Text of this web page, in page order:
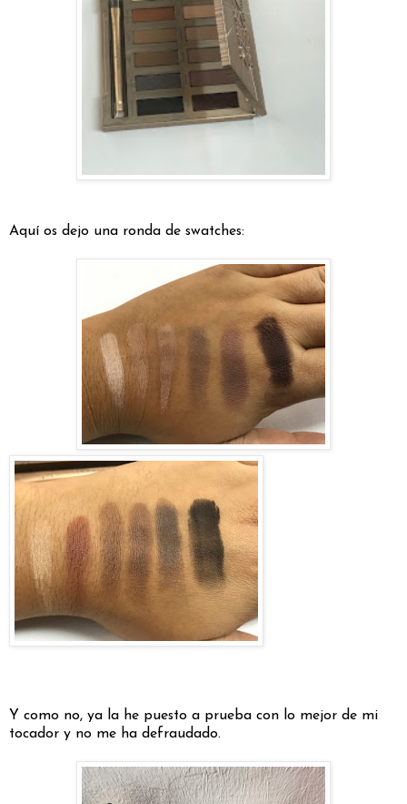
Aquí os dejo una ronda de swatches:
Y como no, ya la he puesto a prueba con lo mejor de mi
tocador y no me ha defraudado.